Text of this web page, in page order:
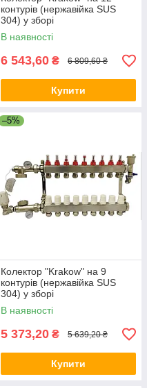
контурів (нержавійка SUS
304) у зборі
В наявності
6 543,60 ₴ 6 809,60 ₴
Купити
–5%
Колектор "Krakow" на 9
контурів (нержавійка SUS
304) у зборі
В наявності
5 373,20 ₴ 5 639,20 ₴
Купити